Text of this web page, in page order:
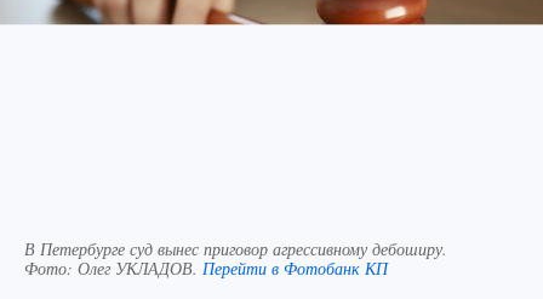
В Петербурге суд вынес приговор агрессивному дебоширу.
Фото: Олег УКЛАДОВ. Перейти в Фотобанк КП